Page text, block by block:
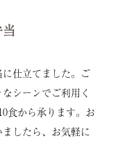
仕立てました。ご
シーンでご利用く
食から承ります。お
したら、お気軽に